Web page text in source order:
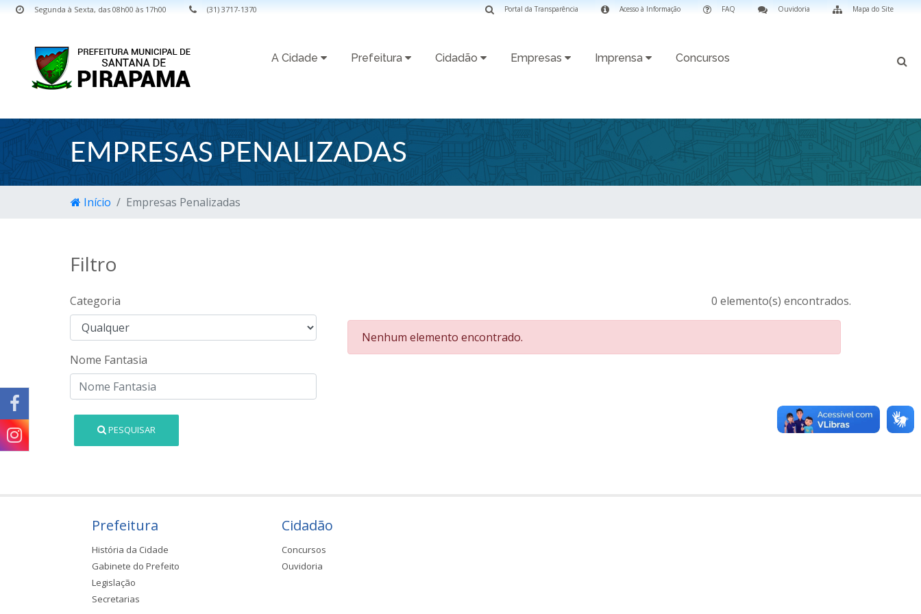
Segunda à Sexta, das 08h00 às 17h00 (31) 3717-1370 Mapa do Site
Ouvidoria
FAQ
Acesso à Informação
Portal da Transparência
A Cidade Prefeitura Cidadão Empresas Imprensa Concursos
EMPRESAS PENALIZADAS
Início Empresas Penalizadas
Filtro
Categoria
Nome Fantasia
PESQUISAR
0 elemento(s) encontrados.
Nenhum elemento encontrado.
Prefeitura
História da Cidade
Gabinete do Prefeito
Legislação
Secretarias
Cidadão
Concursos
Ouvidoria